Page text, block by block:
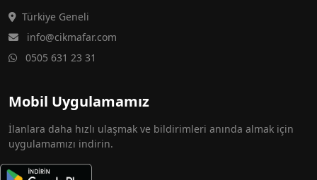
Türkiye Geneli
info@cikmafar.com
0505 631 23 31
Mobil Uygulamamız
İlanlara daha hızlı ulaşmak ve bildirimleri anında almak için
uygulamamızı indirin.